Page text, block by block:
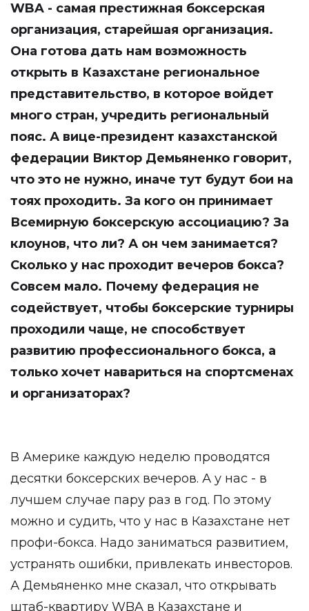
WBA - самая престижная боксерская
организация, старейшая организация.
Она готова дать нам возможность
открыть в Казахстане региональное
представительство, в которое войдет
много стран, учредить региональный
пояс. А вице-президент казахстанской
федерации Виктор Демьяненко говорит,
что это не нужно, иначе тут будут бои на
тоях проходить. За кого он принимает
Всемирную боксерскую ассоциацию? За
клоунов, что ли? А он чем занимается?
Сколько у нас проходит вечеров бокса?
Совсем мало. Почему федерация не
содействует, чтобы боксерские турниры
проходили чаще, не способствует
развитию профессионального бокса, а
только хочет навариться на спортсменах
и организаторах?
В Америке каждую неделю проводятся
десятки боксерских вечеров. А у нас - в
лучшем случае пару раз в год. По этому
можно и судить, что у нас в Казахстане нет
профи-бокса. Надо заниматься развитием,
устранять ошибки, привлекать инвесторов.
А Демьяненко мне сказал, что открывать
штаб-квартиру WBA в Казахстане и